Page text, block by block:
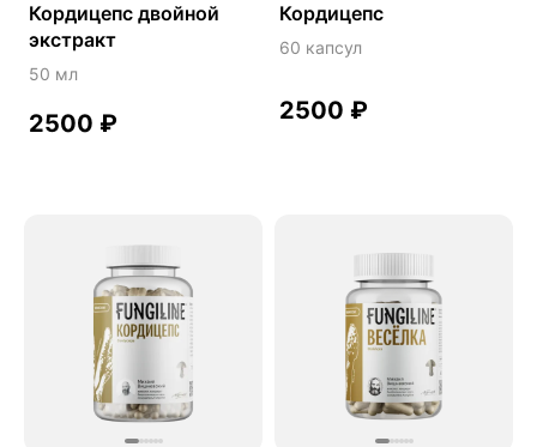
Онкопротектор
Орех чёрный
Острое зрение
Природный антибиотик
Пробиотики Психобиом
Продуктивность
Противовирусное
Противовоспалительное
Кордицепс двойной
экстракт
50 мл
2500 ₽
Кордицепс
60 капсул
2500 ₽